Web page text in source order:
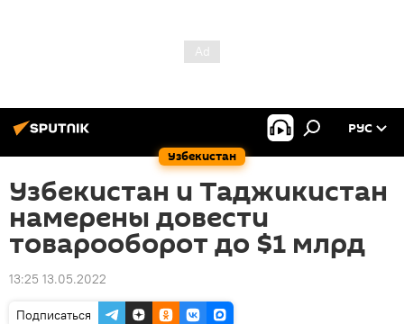
Узбекистан
РУС
Узбекистан и Таджикистан
намерены довести
товарооборот до $1 млрд
13:25 13.05.2022
Подписаться